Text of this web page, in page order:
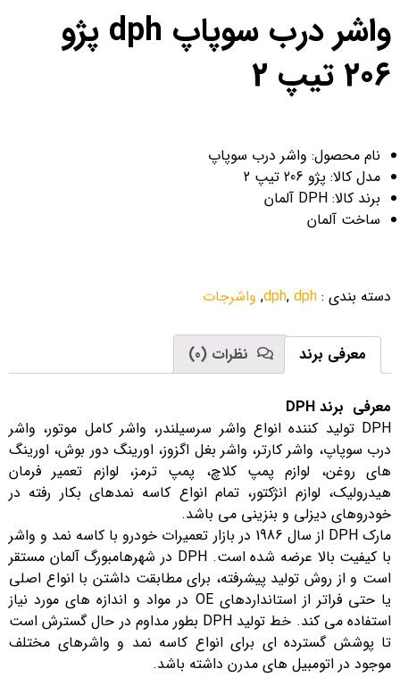
واشر درب سوپاپ dph پژو
206 تیپ 2
نام محصول: واشر درب سوپاپ
مدل کالا: پژو 206 تیپ 2
برند کالا: DPH آلمان
ساخت آلمان
دسته بندی :
dph, dph
, واشرجات
معرفی برند نظرات (0)
معرفی برند DPH
DPH تولید کننده انواع واشر سرسیلندر، واشر کامل موتور، واشر
درب سوپاپ، واشر کارتر، واشر بغل اگزوز، اورینگ دور بوش، اورینگ
های روغن، لوازم پمپ کلاچ، پمپ ترمز، لوازم تعمیر فرمان
هیدرولیک، لوازم انژکتور، تمام انواع کاسه نمدهای بکار رفته در
خودروهای دیزلی و بنزینی می باشد.
مارک DPH از سال 1986 در بازار تعمیرات خودرو با کاسه نمد و واشر
با کیفیت بالا عرضه شده است. DPH در شهرهامبورگ آلمان مستقر
است و از روش تولید پیشرفته، برای مطابقت داشتن با انواع اصلی
یا حتی فراتر از استانداردهای OE در مواد و اندازه های مورد نیاز
استفاده می کند. خط تولید DPH بطور مداوم در حال گسترش است
تا پوشش گسترده ای برای انواع کاسه نمد و واشرهای مختلف
موجود در اتومبیل های مدرن داشته باشد.